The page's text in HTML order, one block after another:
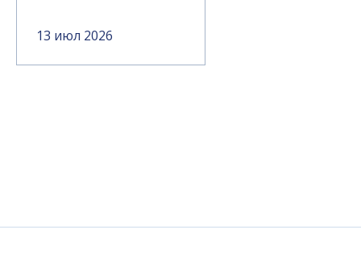
13 июл 2026